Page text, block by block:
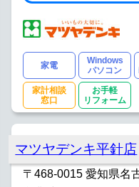
家電
Windows
パソコン
家計相談
窓口
お手軽
リフォーム
マツヤデンキ平針店
〒468-0015 愛知県名